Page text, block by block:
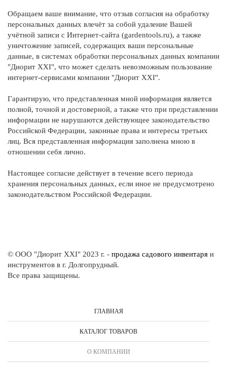
Обращаем ваше внимание, что отзыв согласия на обработку
персональных данных влечёт за собой удаление Вашей
учётной записи с Интернет-сайта (gardentools.ru), а также
уничтожение записей, содержащих ваши персональные
данные, в системах обработки персональных данных компании
"Диорит XXI", что может сделать невозможным пользование
интернет-сервисами компании "Диорит XXI".
Гарантирую, что представленная мной информация является
полной, точной и достоверной, а также что при представлении
информации не нарушаются действующее законодательство
Российской Федерации, законные права и интересы третьих
лиц. Вся представленная информация заполнена мною в
отношении себя лично.
Настоящее согласие действует в течение всего периода
хранения персональных данных, если иное не предусмотрено
законодательством Российской Федерации.
© ООО "Диорит XXI" 2023 г. - продажа садового инвентаря и
инструментов в г. Долгопрудный.
Все права защищены.
ГЛАВНАЯ
КАТАЛОГ ТОВАРОВ
О КОМПАНИИ